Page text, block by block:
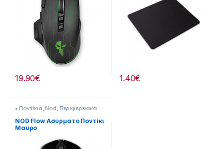
19.90€ 1.40€
• Ποντίκια, Nod, Περιφερειακά
NOD Flow Ασύρματο Ποντίκι
Μαύρο